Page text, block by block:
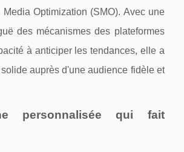
Optimization (SMO). Avec une
des mécanismes des plateformes
à anticiper les tendances, elle a
auprès d'une audience fidèle et
personnalisée qui fait